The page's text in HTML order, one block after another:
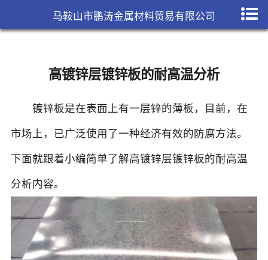
马鞍山市鹏涛金属材料贸易有限公司
高镀锌层镀锌板的耐高温分析
镀锌板是在表面上有一层锌的薄板，目前，在
市场上，已广泛使用了一种经济有效的防腐方法。
下面就跟着小编简单了解高镀锌层镀锌板的耐高温
分析内容。